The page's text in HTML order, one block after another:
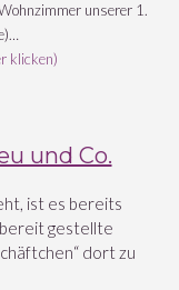
unserer 1.
klicken)
und Co.
ist es bereits
gestellte
dort zu